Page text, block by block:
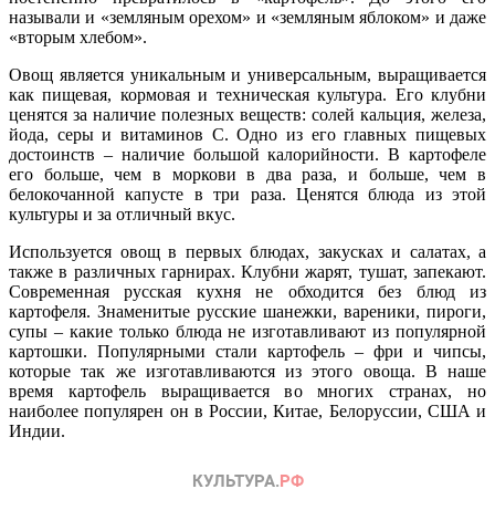
называли и «земляным орехом» и «земляным яблоком» и даже
«вторым хлебом».
Овощ является уникальным и универсальным, выращивается
как пищевая, кормовая и техническая культура. Его клубни
ценятся за наличие полезных веществ: солей кальция, железа,
йода, серы и витаминов С. Одно из его главных пищевых
достоинств – наличие большой калорийности. В картофеле
его больше, чем в моркови в два раза, и больше, чем в
белокочанной капусте в три раза. Ценятся блюда из этой
культуры и за отличный вкус.
Используется овощ в первых блюдах, закусках и салатах, а
также в различных гарнирах. Клубни жарят, тушат, запекают.
Современная русская кухня не обходится без блюд из
картофеля. Знаменитые русские шанежки, вареники, пироги,
супы – какие только блюда не изготавливают из популярной
картошки. Популярными стали картофель – фри и чипсы,
которые так же изготавливаются из этого овоща. В наше
время картофель выращивается во многих странах, но
наиболее популярен он в России, Китае, Белоруссии, США и
Индии.